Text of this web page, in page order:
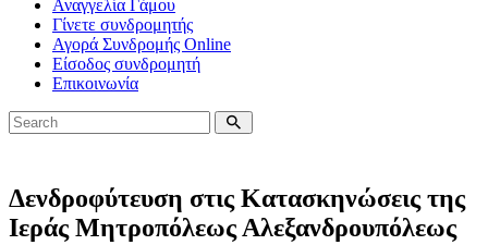
Αναγγελία Γάμου
Γίνετε συνδρομητής
Αγορά Συνδρομής Online
Είσοδος συνδρομητή
Επικοινωνία
Δενδροφύτευση στις Κατασκηνώσεις της
Ιεράς Μητροπόλεως Αλεξανδρουπόλεως